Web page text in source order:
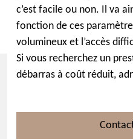
c’est facile ou non. Il va
fonction de ces
volumineux et l’accès
Si vous recherchez un
débarras à coût réduit,